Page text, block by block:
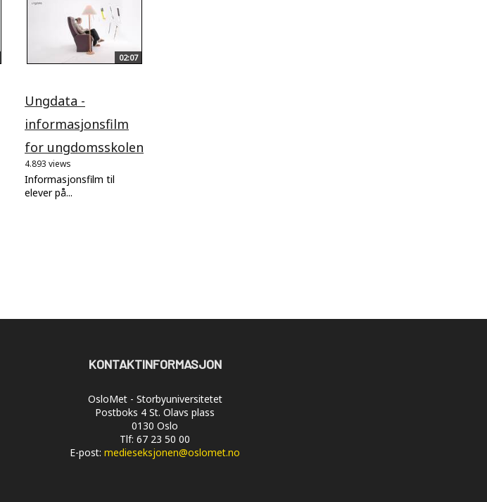
02:07
Ungdata -
informasjonsfilm
for ungdomsskolen
4.893 views
Informasjonsfilm til
elever på...
KONTAKTINFORMASJON
OsloMet - Storbyuniversitetet
Postboks 4 St. Olavs plass
0130 Oslo
Tlf: 67 23 50 00
E-post: medieseksjonen@oslomet.no